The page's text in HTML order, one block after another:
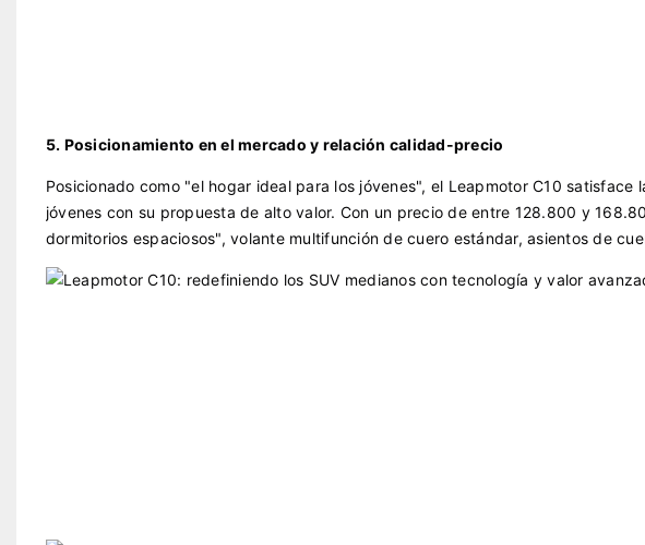
5. Posicionamiento en el mercado y relación calidad-precio
Posicionado como "el hogar ideal para los jóvenes", el Leapmotor C10
jóvenes con su propuesta de alto valor. Con un precio de entre 128.800 y
dormitorios espaciosos", volante multifunción de cuero estándar, asientos de